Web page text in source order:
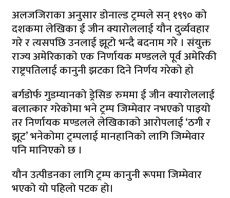
अलजजिराका अनुसार डोनाल्ड ट्रम्पले सन् १९९० को
दशकमा लेखिका ई जीन क्यारोललाई यौन दुर्व्यवहार
गरे र त्यसपछि उनलाई झूटो भन्दै बदनाम गरे । संयुक्त
राज्य अमेरिकाको एक निर्णायक मण्डलले पूर्व अमेरिकी
राष्ट्रपतिलाई कानुनी झटका दिने निर्णय गरेको हाे
बर्गडोर्फ गुडम्यानको ड्रेसिङ रुममा ई जीन क्यारोललाई
बलात्कार गरेकोमा भने ट्रम्प जिम्मेवार नभएको पाइयो
तर निर्णायक मण्डलले लेखिकाको आरोपलाई ‘ठगी र
झूट’ भनेकोमा ट्रम्पलाई मानहानिको लागि जिम्मेवार
पनि मानिएको छ ।
यौन उत्पीडनका लागि ट्रम्प कानुनी रूपमा जिम्मेवार
भएको यो पहिलो पटक हो।